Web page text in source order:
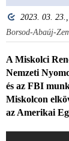
2023. 03.
Borsod-Abaúj-
A Miskolci
Nemzeti
és az FBI
Miskolcon
az Amerikai